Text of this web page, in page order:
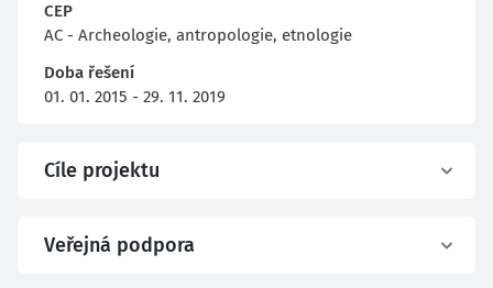
CEP
AC - Archeologie, antropologie, etnologie
Doba řešení
01. 01. 2015 - 29. 11. 2019
Cíle projektu
Veřejná podpora